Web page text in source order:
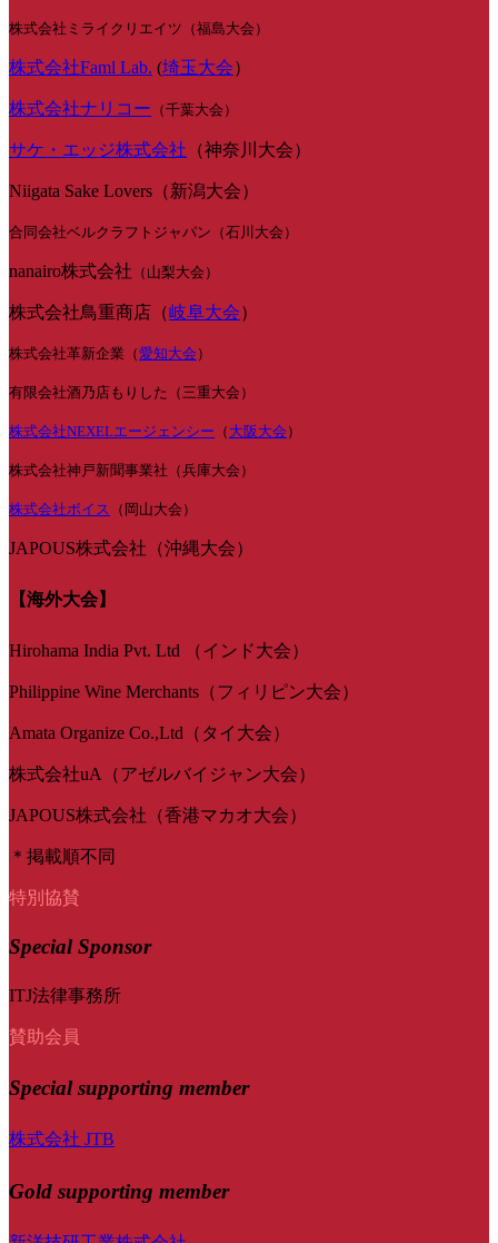
株式会社ミライクリエイツ（福島大会）
株式会社Faml Lab. (埼玉大会）
株式会社ナリコー （千葉大会）
サケ・エッジ株式会社 （神奈川大会）
Niigata Sake Lovers（新潟大会）
合同会社ベルクラフトジャパン（石川大会）
nanairo株式会社 （山梨大会）
株式会社鳥重商店（岐阜大会）
株式会社革新企業（愛知大会 ）
有限会社酒乃店もりした（三重大会）
株式会社NEXELエージェンシー （ 大阪大会 ）
株式会社神戸新聞事業社（兵庫大会）
株式会社ボイス （岡山大会）
JAPOUS株式会社（沖縄大会）
【海外大会】
Hirohama India Pvt. Ltd （インド大会）
Philippine Wine Merchants（フィリピン大会）
Amata Organize Co.,Ltd（タイ大会）
株式会社uA（アゼルバイジャン大会）
JAPOUS株式会社（香港マカオ大会）
＊掲載順不同
特別協賛
Special Sponsor
ITJ法律事務所
賛助会員
Specialsupporting member
株式会社 JTB
Gold supporting member